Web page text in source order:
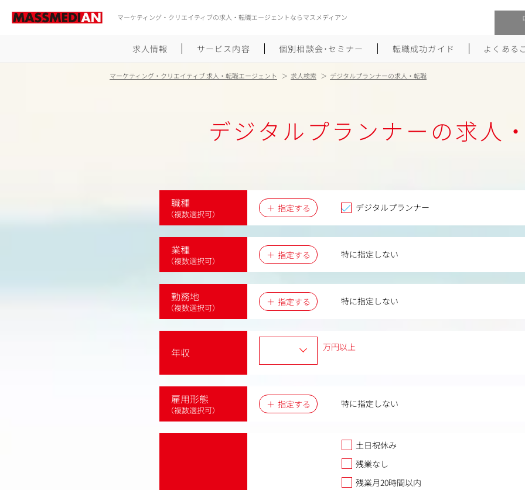
マーケティング・クリエイティブの求人・転職エージェントならマスメディアン
求人情報 サービス内容 個別相談会･セミナー 転職成功ガイド
履歴書のつくり方
面接対策
未経験から広告業界への転職
大手広告会社への転職
年収アップ転職
Uターン･Iターン転職
よくある
マーケティング・クリエイティブ 求人・転職エージェント 求人検索 デジタルプランナーの求人・転職
デジタルプランナーの求人
職種
（複数選択可）
指定する デジタルプランナー
業種
（複数選択可）
指定する 特に指定しない
勤務地
（複数選択可）
指定する 特に指定しない
年収 万円以上
雇用形態
（複数選択可）
指定する 特に指定しない
土日祝休み
残業なし
残業月20時間以内